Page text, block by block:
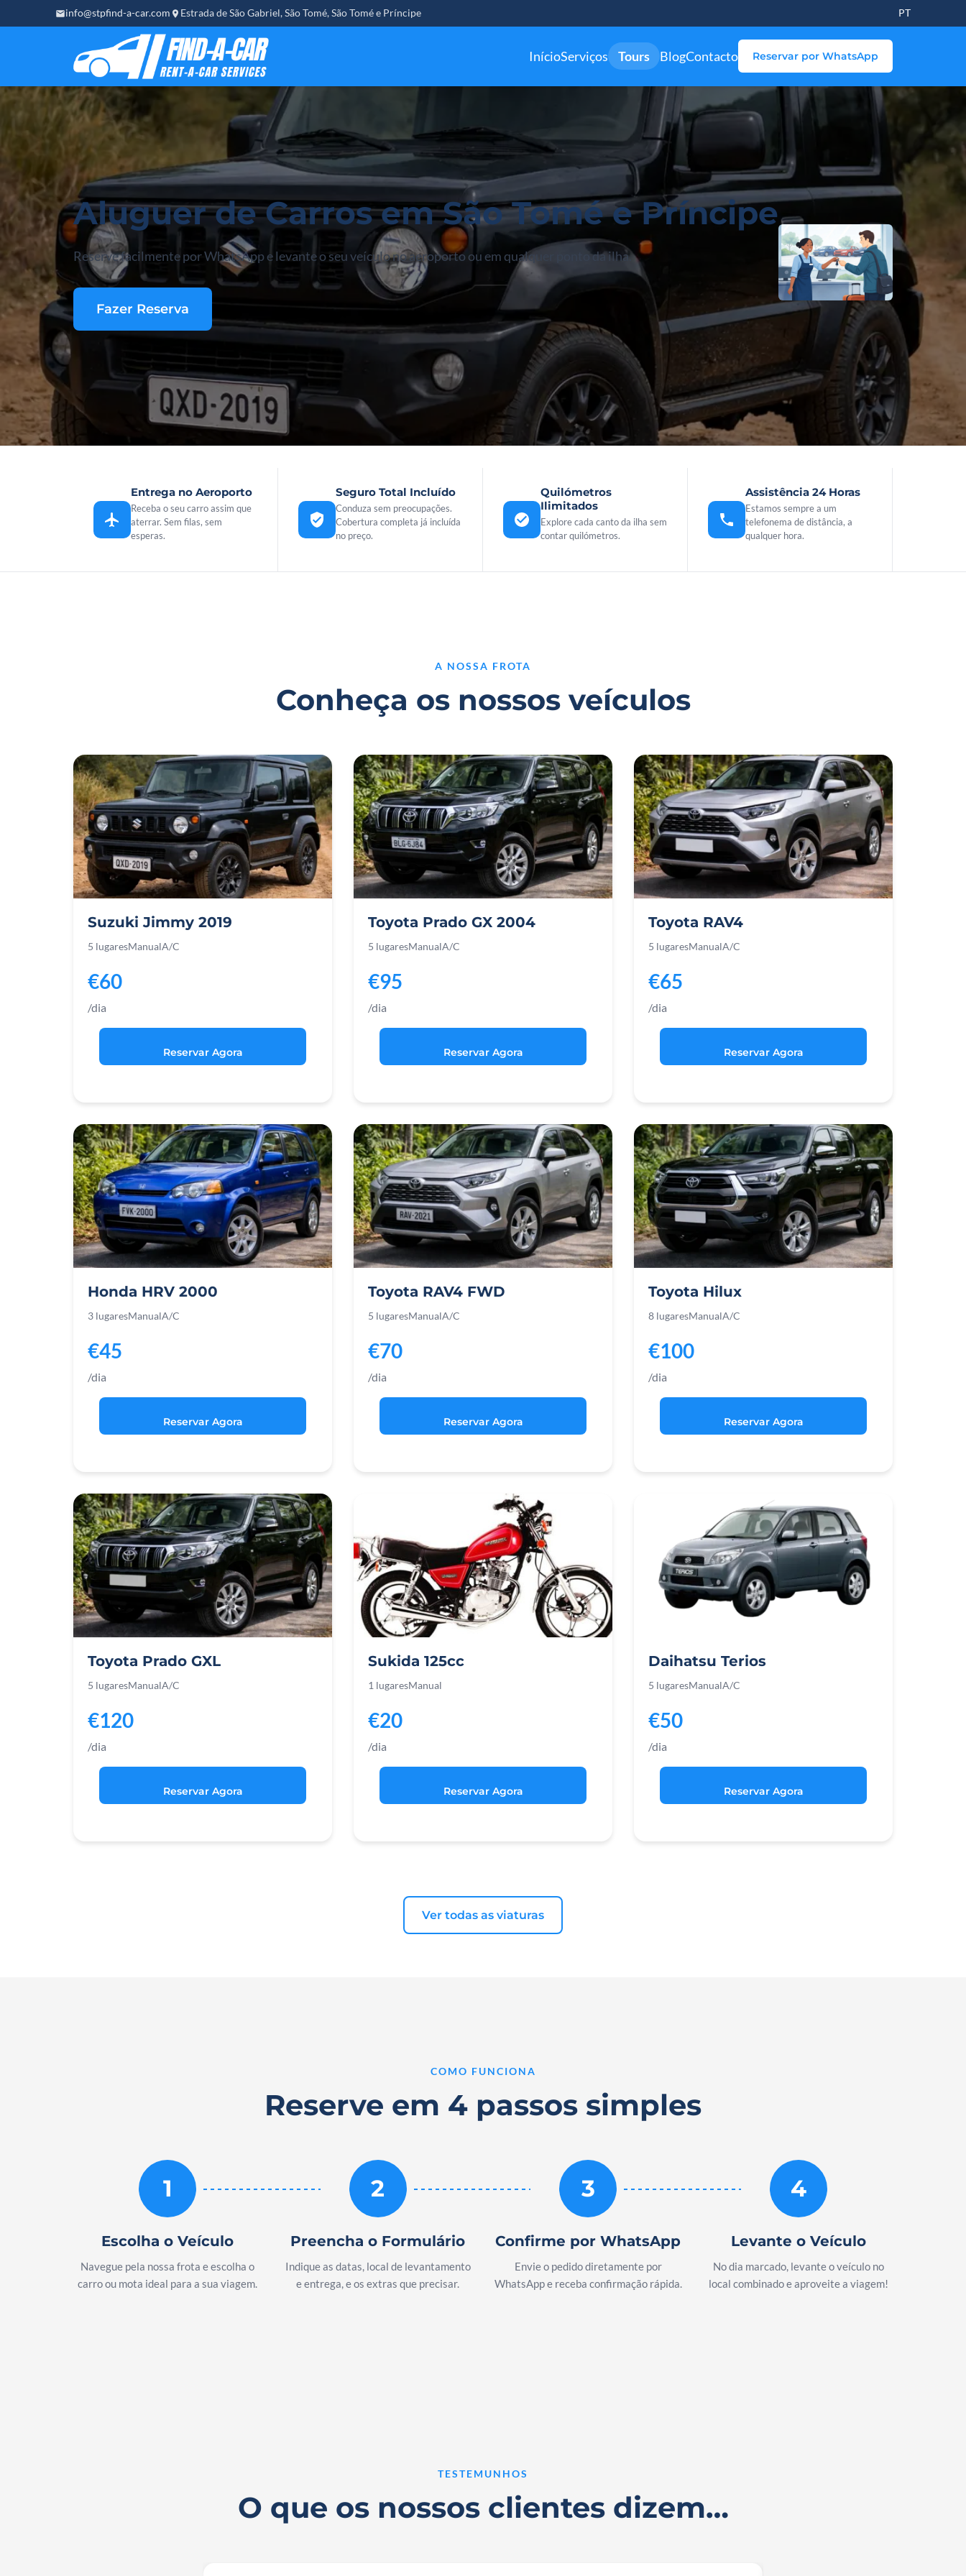
to
info@stpfind-a-car.com Estrada de São Gabriel, São Tomé, São Tomé e Príncipe PT
InícioServiços Tours BlogContacto Reservar por WhatsApp
Aluguer de Carros em São Tomé e Príncipe
Reserve facilmente por WhatsApp e levante o seu veículo no aeroporto ou em qualquer ponto da ilha.
Fazer Reserva
Entrega no Aeroporto
Receba o seu carro assim que
aterrar. Sem filas, sem
esperas.
Seguro Total Incluído
Conduza sem preocupações.
Cobertura completa já incluída
no preço.
Quilómetros
Ilimitados
Explore cada canto da ilha sem
contar quilómetros.
Assistência 24 Horas
Estamos sempre a um
telefonema de distância, a
qualquer hora.
A NOSSA FROTA
Conheça os nossos veículos
Suzuki Jimmy 2019
5 lugaresManualA/C
€60
/dia
Reservar Agora
Toyota Prado GX 2004
5 lugaresManualA/C
€95
/dia
Reservar Agora
Toyota RAV4
5 lugaresManualA/C
€65
/dia
Reservar Agora
Honda HRV 2000
3 lugaresManualA/C
€45
/dia
Reservar Agora
Toyota RAV4 FWD
5 lugaresManualA/C
€70
/dia
Reservar Agora
Toyota Hilux
8 lugaresManualA/C
€100
/dia
Reservar Agora
Toyota Prado GXL
5 lugaresManualA/C
€120
/dia
Reservar Agora
Sukida 125cc
1 lugaresManual
€20
/dia
Reservar Agora
Daihatsu Terios
5 lugaresManualA/C
€50
/dia
Reservar Agora
Ver todas as viaturas
COMO FUNCIONA
Reserve em 4 passos simples
1
Escolha o Veículo
Navegue pela nossa frota e escolha o
carro ou mota ideal para a sua viagem.
2
Preencha o Formulário
Indique as datas, local de levantamento
e entrega, e os extras que precisar.
3
Confirme por WhatsApp
Envie o pedido diretamente por
WhatsApp e receba confirmação rápida.
4
Levante o Veículo
No dia marcado, levante o veículo no
local combinado e aproveite a viagem!
TESTEMUNHOS
O que os nossos clientes dizem…